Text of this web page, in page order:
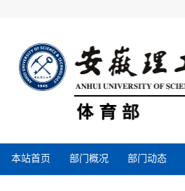
本站首页 部门概况 部门动态